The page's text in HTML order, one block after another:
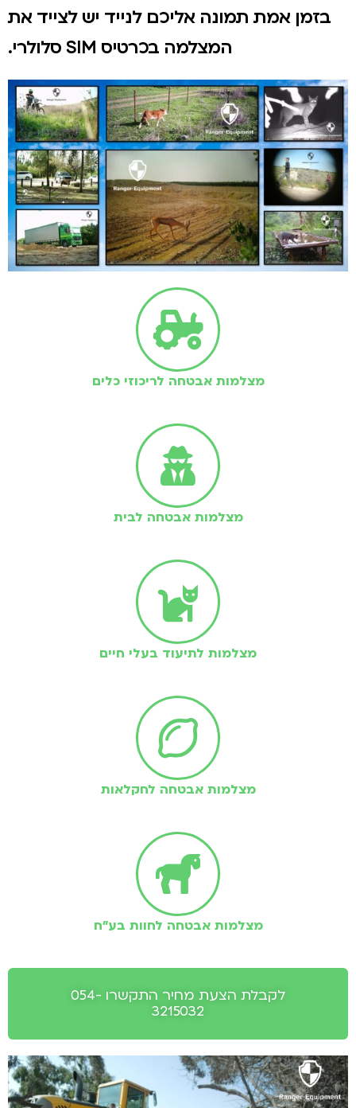
בזמן אמת תמונה אליכם לנייד יש לצייד את
המצלמה בכרטיס SIM סלולרי.
מצלמות אבטחה לריכוזי כלים
מצלמות אבטחה לבית
מצלמות לתיעוד בעלי חיים
מצלמות אבטחה לחקלאות
מצלמות אבטחה לחוות בע"ח
לקבלת הצעת מחיר התקשרו 054-
3215032